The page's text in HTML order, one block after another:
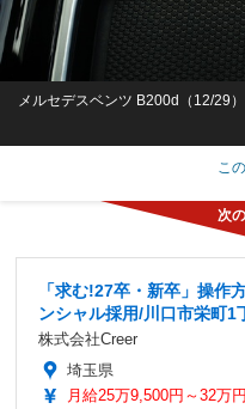
メルセデスベンツ B200d（12/29）
こ
「求む!27卒・新卒」操作
ンシャル採用/川口市栄町1
株式会社Creer
埼玉県
月給25万9,500円～32万円